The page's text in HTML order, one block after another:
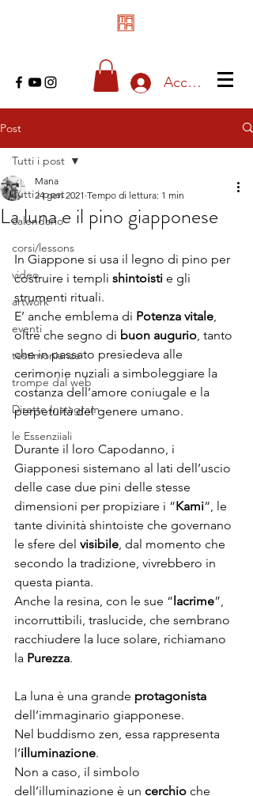
Accedi
Post
Tutti i post
calendario
corsi/lessons
video
artwork
eventi
testimonianze
trompe dal web
Dirette Instagram
le Essenziiali
Tutti i post
La luna e il pino giapponese
Mana
24 gen 2021 Tempo di lettura: 1 min
In Giappone si usa il legno di pino per
costruire i templi shintoisti e gli
strumenti rituali.
E’ anche emblema di Potenza vitale
oltre che segno di buon augurio , tanto
che in passato presiedeva alle
cerimonie nuziali a simboleggiare la
costanza dell’amore coniugale e la
perpetuità del genere umano.
Durante il loro Capodanno, i
Giapponesi sistemano al lati dell’uscio
delle case due pini delle stesse
dimensioni per propiziare i “Kami“, le
tante divinità shintoiste che governano
le sfere del visibile , dal momento che
secondo la tradizione, vivrebbero in
questa pianta.
Anche la resina, con le sue “lacrime”,
incorruttibili, traslucide, che sembrano
racchiudere la luce solare, richiamano
la Purezza.
La luna è una grande protagonista
dell’immaginario giapponese.
Nel buddismo zen, essa rappresenta
l’illuminazione.
Non a caso, il simbolo
dell’illuminazione è un cerchio che